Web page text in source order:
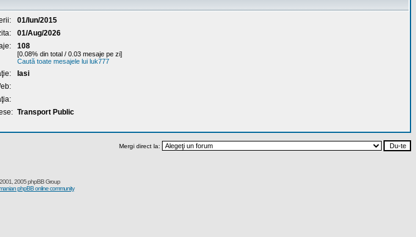
01/Iun/2015
01/Aug/2026
108
[0.08% din total / 0.03 mesaje pe zi]
Caută toate mesajele lui luk777
Iasi
Transport Public
Mergi direct la:
2005 phpBB Group
phpBB online community